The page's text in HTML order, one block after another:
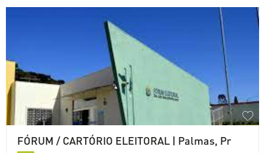
FÓRUM / CARTÓRIO ELEITORAL | Palmas, Pr